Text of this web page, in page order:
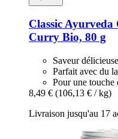
Classic Ayurveda
Curry Bio, 80 g
Saveur délicieuse
Parfait avec du
Pour une touche
8,49 € (106,13 € / kg)
Livraison jusqu'au 17